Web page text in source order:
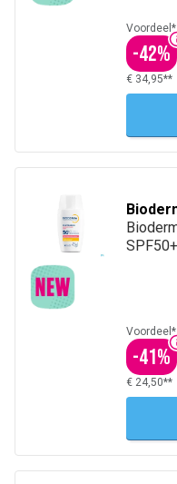
Voordeel*
-42%
€ 34,95**
Voordeel*
-41%
€ 24,50**